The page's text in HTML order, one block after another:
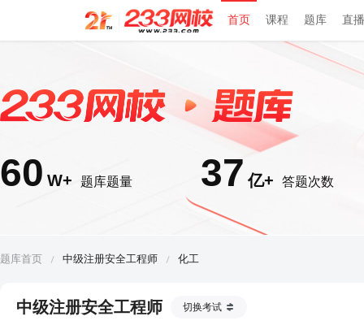
首页 课程 题库 直
60 W+ 题库题量 37 亿+ 答题次数
题库首页 中级注册安全工程师 化工
中级注册安全工程师 切换考试